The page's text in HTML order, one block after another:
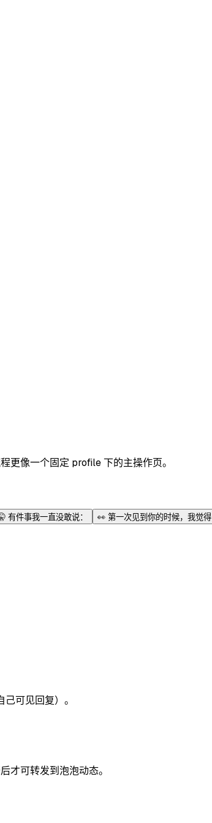
更像一个固定 profile 下的主操作页。
有件事我一直没敢说： 👀 第一次见到你的时候，我觉得
可见回复）。
才可转发到泡泡动态。